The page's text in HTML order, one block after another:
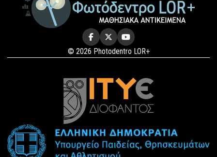
© 2026 Photodentro LOR+